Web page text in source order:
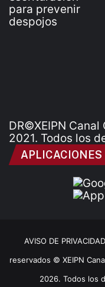
DR©XEIPN
2021. Todos los
APLICACIONES
AVISO DE
reservados © XEIPN
2026. Todos los